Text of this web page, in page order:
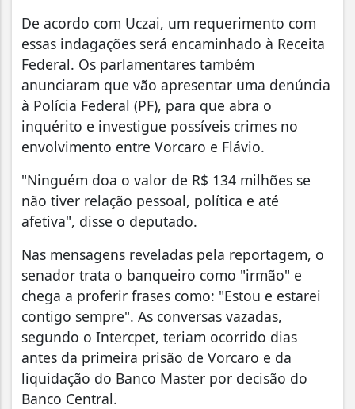
De acordo com Uczai, um requerimento com
essas indagações será encaminhado à Receita
Federal. Os parlamentares também
anunciaram que vão apresentar uma denúncia
à Polícia Federal (PF), para que abra o
inquérito e investigue possíveis crimes no
envolvimento entre Vorcaro e Flávio.
"Ninguém doa o valor de R$ 134 milhões se
não tiver relação pessoal, política e até
afetiva", disse o deputado.
Nas mensagens reveladas pela reportagem, o
senador trata o banqueiro como "irmão" e
chega a proferir frases como: "Estou e estarei
contigo sempre". As conversas vazadas,
segundo o Intercpet, teriam ocorrido dias
antes da primeira prisão de Vorcaro e da
liquidação do Banco Master por decisão do
Banco Central.